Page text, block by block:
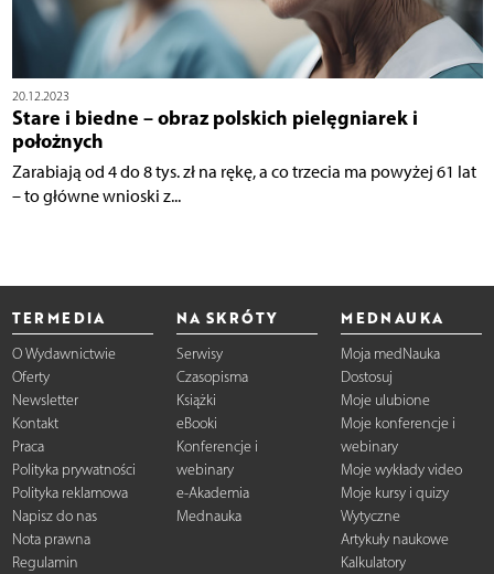
20.12.2023
Stare i biedne – obraz polskich pielęgniarek i
położnych
Zarabiają od 4 do 8 tys. zł na rękę, a co trzecia ma powyżej 61 lat
– to główne wnioski z...
TERMEDIA
O Wydawnictwie
Oferty
Newsletter
Kontakt
Praca
Polityka prywatności
Polityka reklamowa
Napisz do nas
Nota prawna
Regulamin
NA SKRÓTY
Serwisy
Czasopisma
Książki
eBooki
Konferencje i
webinary
e-Akademia
Mednauka
MEDNAUKA
Moja medNauka
Dostosuj
Moje ulubione
Moje konferencje i
webinary
Moje wykłady video
Moje kursy i quizy
Wytyczne
Artykuły naukowe
Kalkulatory